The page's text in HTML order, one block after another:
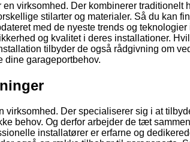
en virksomhed. Der kombinerer
stilarter og materialer. Så du kan
med de nyeste trends og
og kvalitet i deres installationer.
tilbyder de også rådgivning om
dine garageportbehov.
virksomhed. Der specialiserer sig i at
behov. Og derfor arbejder de tæt
installatører er erfarne og